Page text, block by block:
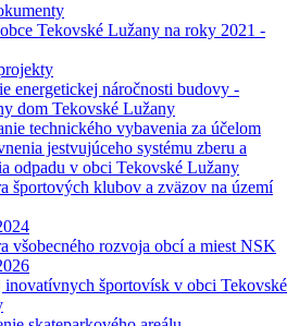
Tekovské Lužany na roky 2021 -
energetickej náročnosti budovy -
dom Tekovské Lužany
technického vybavenia za účelom
jestvujúceho systému zberu a
odpadu v obci Tekovské Lužany
športových klubov a zväzov na území
všobecného rozvoja obcí a miest NSK
inovatívnych športovísk v obci Tekovské